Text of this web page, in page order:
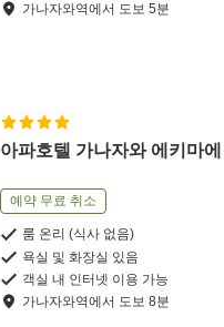
가나자와역에서 도보 5분
아파호텔 가나자와 에키마에
예약 무료 취소
룸 온리 (식사 없음)
욕실 및 화장실 있음
객실 내 인터넷 이용 가능
가나자와역에서 도보 8분